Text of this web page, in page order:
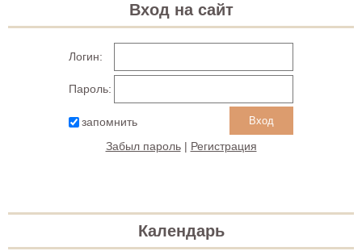
Вход на сайт
Логин:
Пароль:
запомнить
Забыл пароль| Регистрация
Календарь